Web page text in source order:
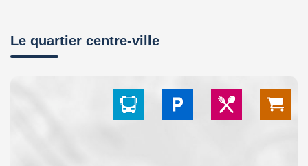
Le quartier centre-ville